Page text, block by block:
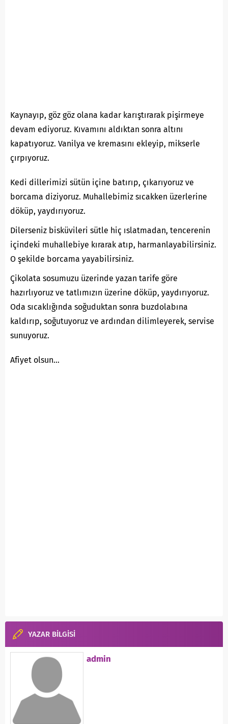
Kaynayıp, göz göz olana kadar karıştırarak pişirmeye
devam ediyoruz. Kıvamını aldıktan sonra altını
kapatıyoruz. Vanilya ve kremasını ekleyip, mikserle
çırpıyoruz.
Kedi dillerimizi sütün içine batırıp, çıkarıyoruz ve
borcama diziyoruz. Muhallebimiz sıcakken üzerlerine
döküp, yaydırıyoruz.
Dilerseniz bisküvileri sütle hiç ıslatmadan, tencerenin
içindeki muhallebiye kırarak atıp, harmanlayabilirsiniz.
O şekilde borcama yayabilirsiniz.
Çikolata sosumuzu üzerinde yazan tarife göre
hazırlıyoruz ve tatlımızın üzerine döküp, yaydırıyoruz.
Oda sıcaklığında soğuduktan sonra buzdolabına
kaldırıp, soğutuyoruz ve ardından dilimleyerek, servise
sunuyoruz.
Afiyet olsun…
YAZAR BİLGİSİ
admin